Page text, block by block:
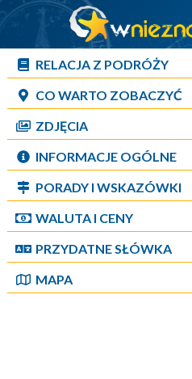
RELACJA Z PODRÓŻY
CO WARTO ZOBACZYĆ
ZDJĘCIA
INFORMACJE OGÓLNE
PORADY I WSKAZÓWKI
WALUTA I CENY
PRZYDATNE SŁÓWKA
MAPA